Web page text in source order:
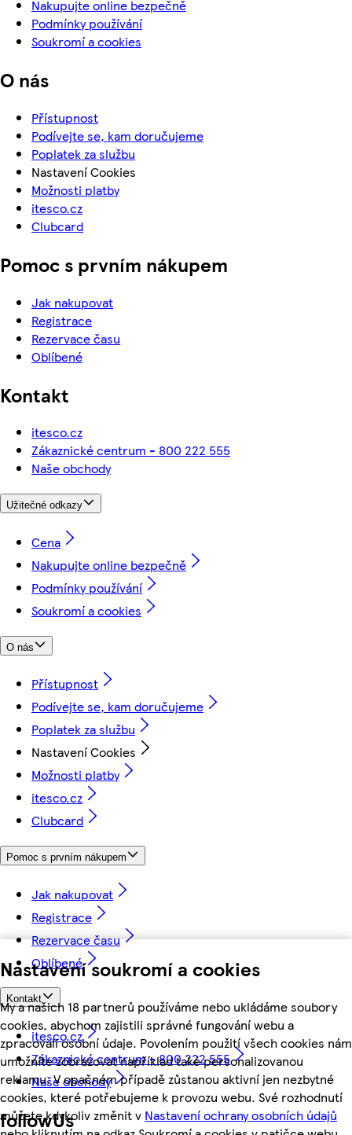
Nastavení soukromí a cookies
My a našich 18 partnerů používáme nebo ukládáme soubory
cookies, abychom zajistili správné fungování webu a
zpracovali osobní údaje. Povolením použití všech cookies nám
umožníte zobrazovat například také personalizovanou
reklamu. V opačném případě zůstanou aktivní jen nezbytné
cookies, které potřebujeme k provozu webu. Své rozhodnutí
můžete kdykoliv změnit v Nastavení ochrany osobních údajů
Nakupujte online bezpečně
Podmínky používání
Soukromí a cookies
O nás
Přístupnost
Podívejte se, kam doručujeme
Poplatek za službu
Nastavení Cookies
Možnosti platby
itesco.cz
Clubcard
Pomoc s prvním nákupem
Jak nakupovat
Registrace
Rezervace času
Oblíbené
Kontakt
itesco.cz
Zákaznické centrum - 800 222 555
Naše obchody
Užitečné odkazy
Cena
Nakupujte online bezpečně
Podmínky používání
Soukromí a cookies
O nás
Přístupnost
Podívejte se, kam doručujeme
Poplatek za službu
Nastavení Cookies
Možnosti platby
itesco.cz
Clubcard
Pomoc s prvním nákupem
Jak nakupovat
Registrace
Rezervace času
Oblíbené
Kontakt
itesco.cz
Zákaznické centrum - 800 222 555
Naše obchody
followUs